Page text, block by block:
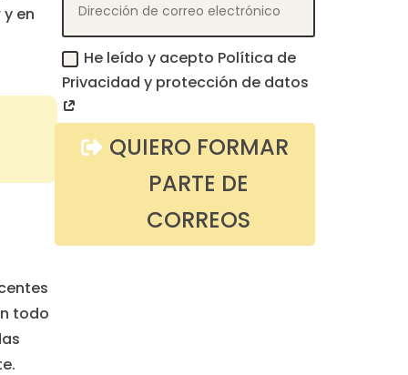
en
todo
He leído y acepto Política de
Privacidad y protección de datos
QUIERO FORMAR
PARTE DE
CORREOS